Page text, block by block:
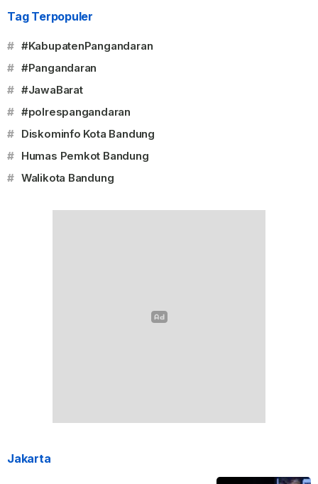
Tag Terpopuler
# #KabupatenPangandaran
# #Pangandaran
# #JawaBarat
# #polrespangandaran
# Diskominfo Kota Bandung
# Humas Pemkot Bandung
# Walikota Bandung
Jakarta